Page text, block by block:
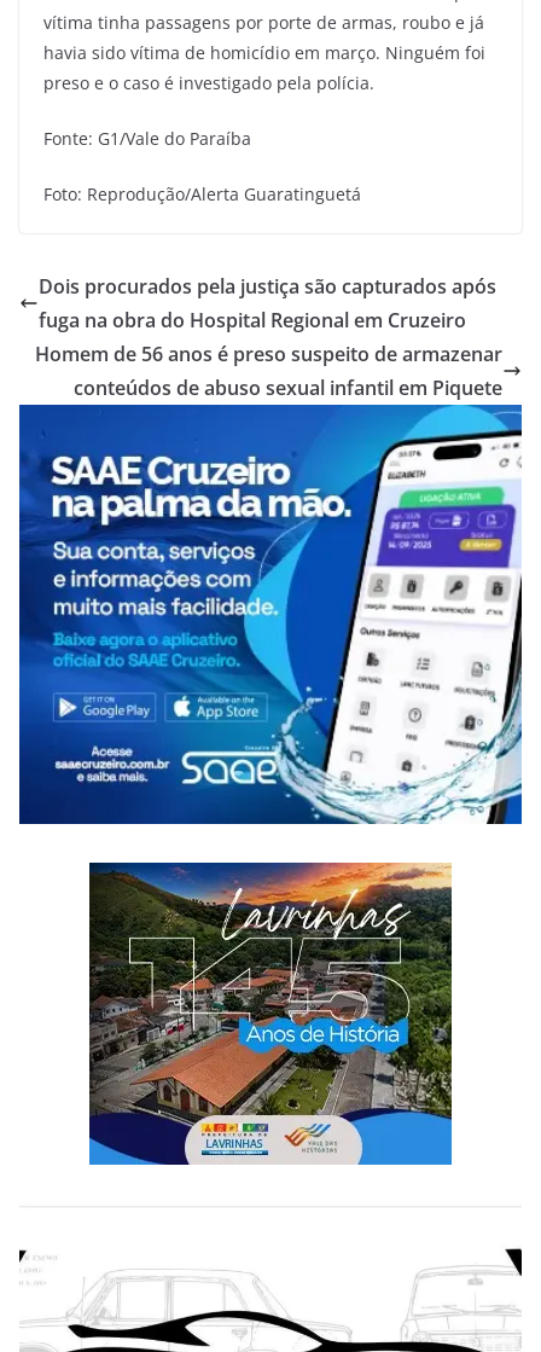
vítima tinha passagens por porte de armas, roubo e já
havia sido vítima de homicídio em março. Ninguém foi
preso e o caso é investigado pela polícia.
Fonte: G1/Vale do Paraíba
Foto: Reprodução/Alerta Guaratinguetá
Dois procurados pela justiça são capturados após
fuga na obra do Hospital Regional em Cruzeiro
Homem de 56 anos é preso suspeito de armazenar
conteúdos de abuso sexual infantil em Piquete